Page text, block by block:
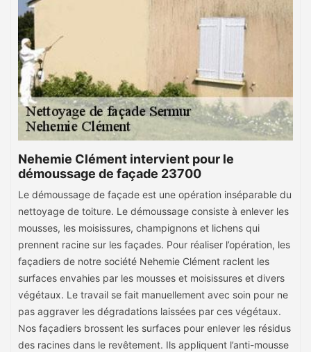
Nehemie Clément intervient pour le
démoussage de façade 23700
Le démoussage de façade est une opération inséparable du
nettoyage de toiture. Le démoussage consiste à enlever les
mousses, les moisissures, champignons et lichens qui
prennent racine sur les façades. Pour réaliser l’opération, les
façadiers de notre société Nehemie Clément raclent les
surfaces envahies par les mousses et moisissures et divers
végétaux. Le travail se fait manuellement avec soin pour ne
pas aggraver les dégradations laissées par ces végétaux.
Nos façadiers brossent les surfaces pour enlever les résidus
des racines dans le revêtement. Ils appliquent l’anti-mousse